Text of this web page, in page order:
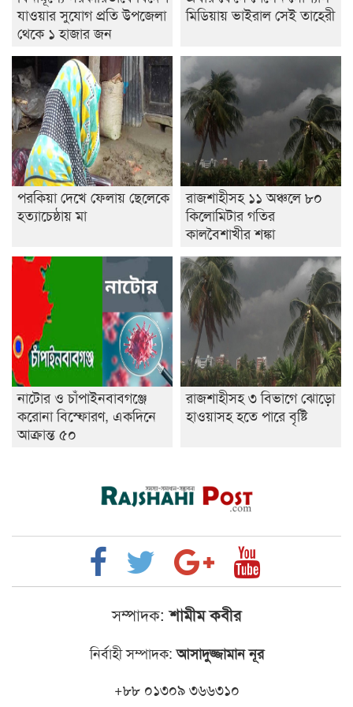
যাওয়ার সুযোগ প্রতি উপজেলা
থেকে ১ হাজার জন
মিডিয়ায় ভাইরাল সেই তাহেরী
পরকিয়া দেখে ফেলায় ছেলেকে
হত্যাচেষ্ঠায় মা
রাজশাহীসহ ১১ অঞ্চলে ৮০
কিলোমিটার গতির
কালবৈশাখীর শঙ্কা
নাটোর ও চাঁপাইনবাবগঞ্জে
করোনা বিস্ফোরণ, একদিনে
আক্রান্ত ৫০
রাজশাহীসহ ৩ বিভাগে ঝোড়ো
হাওয়াসহ হতে পারে বৃষ্টি
সম্পাদক: শামীম কবীর
নির্বাহী সম্পাদক:আসাদুজ্জামান নূর
+৮৮ ০১৩০৯ ৩৬৬৩১০